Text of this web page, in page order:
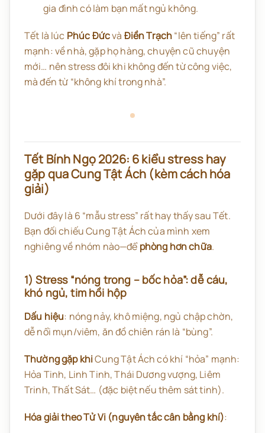
gia đình có làm bạn mất ngủ không.
Tết là lúc Phúc Đứcvà Điền Trạch“lên tiếng” rất
mạnh: về nhà, gặp họ hàng, chuyện cũ chuyện
mới… nên stress đôi khi không đến từ công việc,
mà đến từ “không khí trong nhà”.
Tết Bính Ngọ 2026: 6 kiểu stress hay
gặp qua Cung Tật Ách (kèm cách hóa
giải)
Dưới đây là 6 “mẫu stress” rất hay thấy sau Tết.
Bạn đối chiếu Cung Tật Ách của mình xem
nghiêng về nhóm nào—đểphòng hơn chữa.
1) Stress “nóng trong – bốc hỏa”: dễ cáu,
khó ngủ, tim hồi hộp
Dấu hiệu: nóng nảy, khô miệng, ngủ chập chờn,
dễ nổi mụn/viêm, ăn đồ chiên rán là “bùng”.
Thường gặp khiCung Tật Ách có khí “hỏa” mạnh:
Hỏa Tinh, Linh Tinh, Thái Dương vượng, Liêm
Trinh, Thất Sát… (đặc biệt nếu thêm sát tinh).
Hóa giải theo Tử Vi (nguyên tắc cân bằng khí):